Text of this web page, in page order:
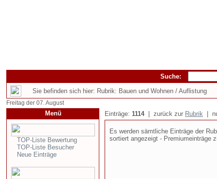
Suche:
Sie befinden sich hier: Rubrik: Bauen und Wohnen / Auflistung
Freitag der 07. August
Menü
TOP-Liste Bewertung
TOP-Liste Besucher
Neue Einträge
Einträge: 1114| zurück zur Rubrik |
Es werden sämtliche Einträge der
sortiert angezeigt - Premiumeinträge